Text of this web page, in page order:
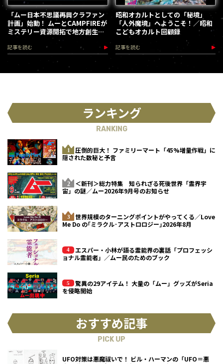
「ムー日本不思議再興クラファン
計画」始動！ ムーとCAMPFIREが
ミステリー資源開拓で地方創生を
記事を読む
昭和オカルトとしての「秘境」
「人外魔境」へようこそ！／昭和
こどもオカルト回顧録
記事を読む
ランキング
RANKING
圧倒的巨大！ ファミリーマート「45%増量作戦」に
隠された数秘と予言
＜新刊＞総力特集 知られざる死後世界「霊界宇
宙」の謎／ムー2026年9月号のお知らせ
世界規模のターニングポイントがやってくる／Love
Me Do の｢ミラクル･アストロロジー｣2026年8月
エスパー・小林が語る霊能界の裏話「プロフェッシ
ョナル霊能者」／ムー民のためのブック
驚異の29アイテム！ 大量の「ムー」グッズがSeria
を侵略開始
おすすめ記事
PICK UP
UFO対策は悪魔祓いで！ ビル・ハーマンの「UFO＝悪